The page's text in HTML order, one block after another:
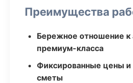
Преимущества
Бережное отношение
премиум-класса
Фиксированные цены и
сметы